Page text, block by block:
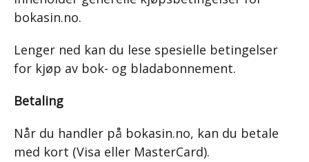
bokasin.no.
Lenger ned kan du lese spesielle betingelser
for kjøp av bok- og bladabonnement.
Betaling
Når du handler på bokasin.no, kan du betale
med kort (Visa eller MasterCard).